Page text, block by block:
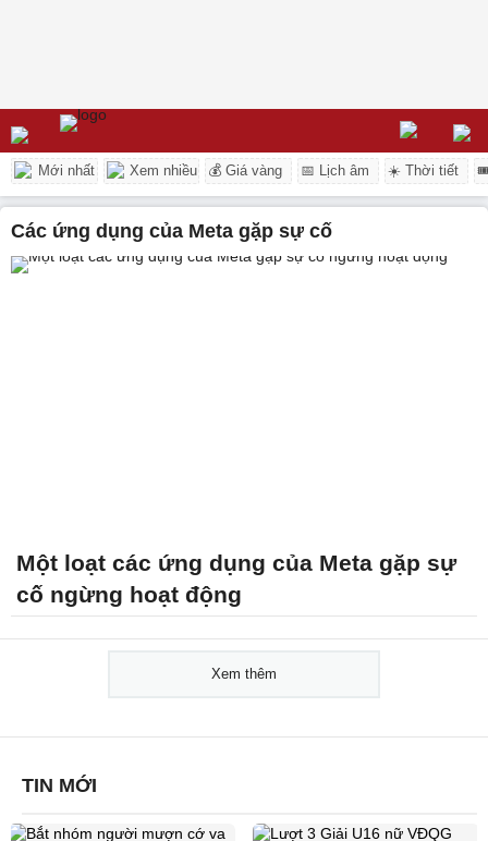
Mới nhất Xem nhiều 💰 Giá vàng 📅 Lịch âm ☀️ Thời tiết
các ứng dụng của Meta gặp sự cố
Một loạt các ứng dụng của Meta gặp sự
cố ngừng hoạt động
Xem thêm
TIN MỚI